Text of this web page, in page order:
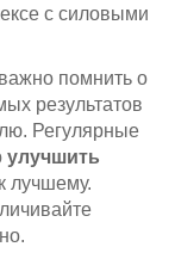
с силовыми
помнить о
результатов
Регулярные
улучшить
лучшему.